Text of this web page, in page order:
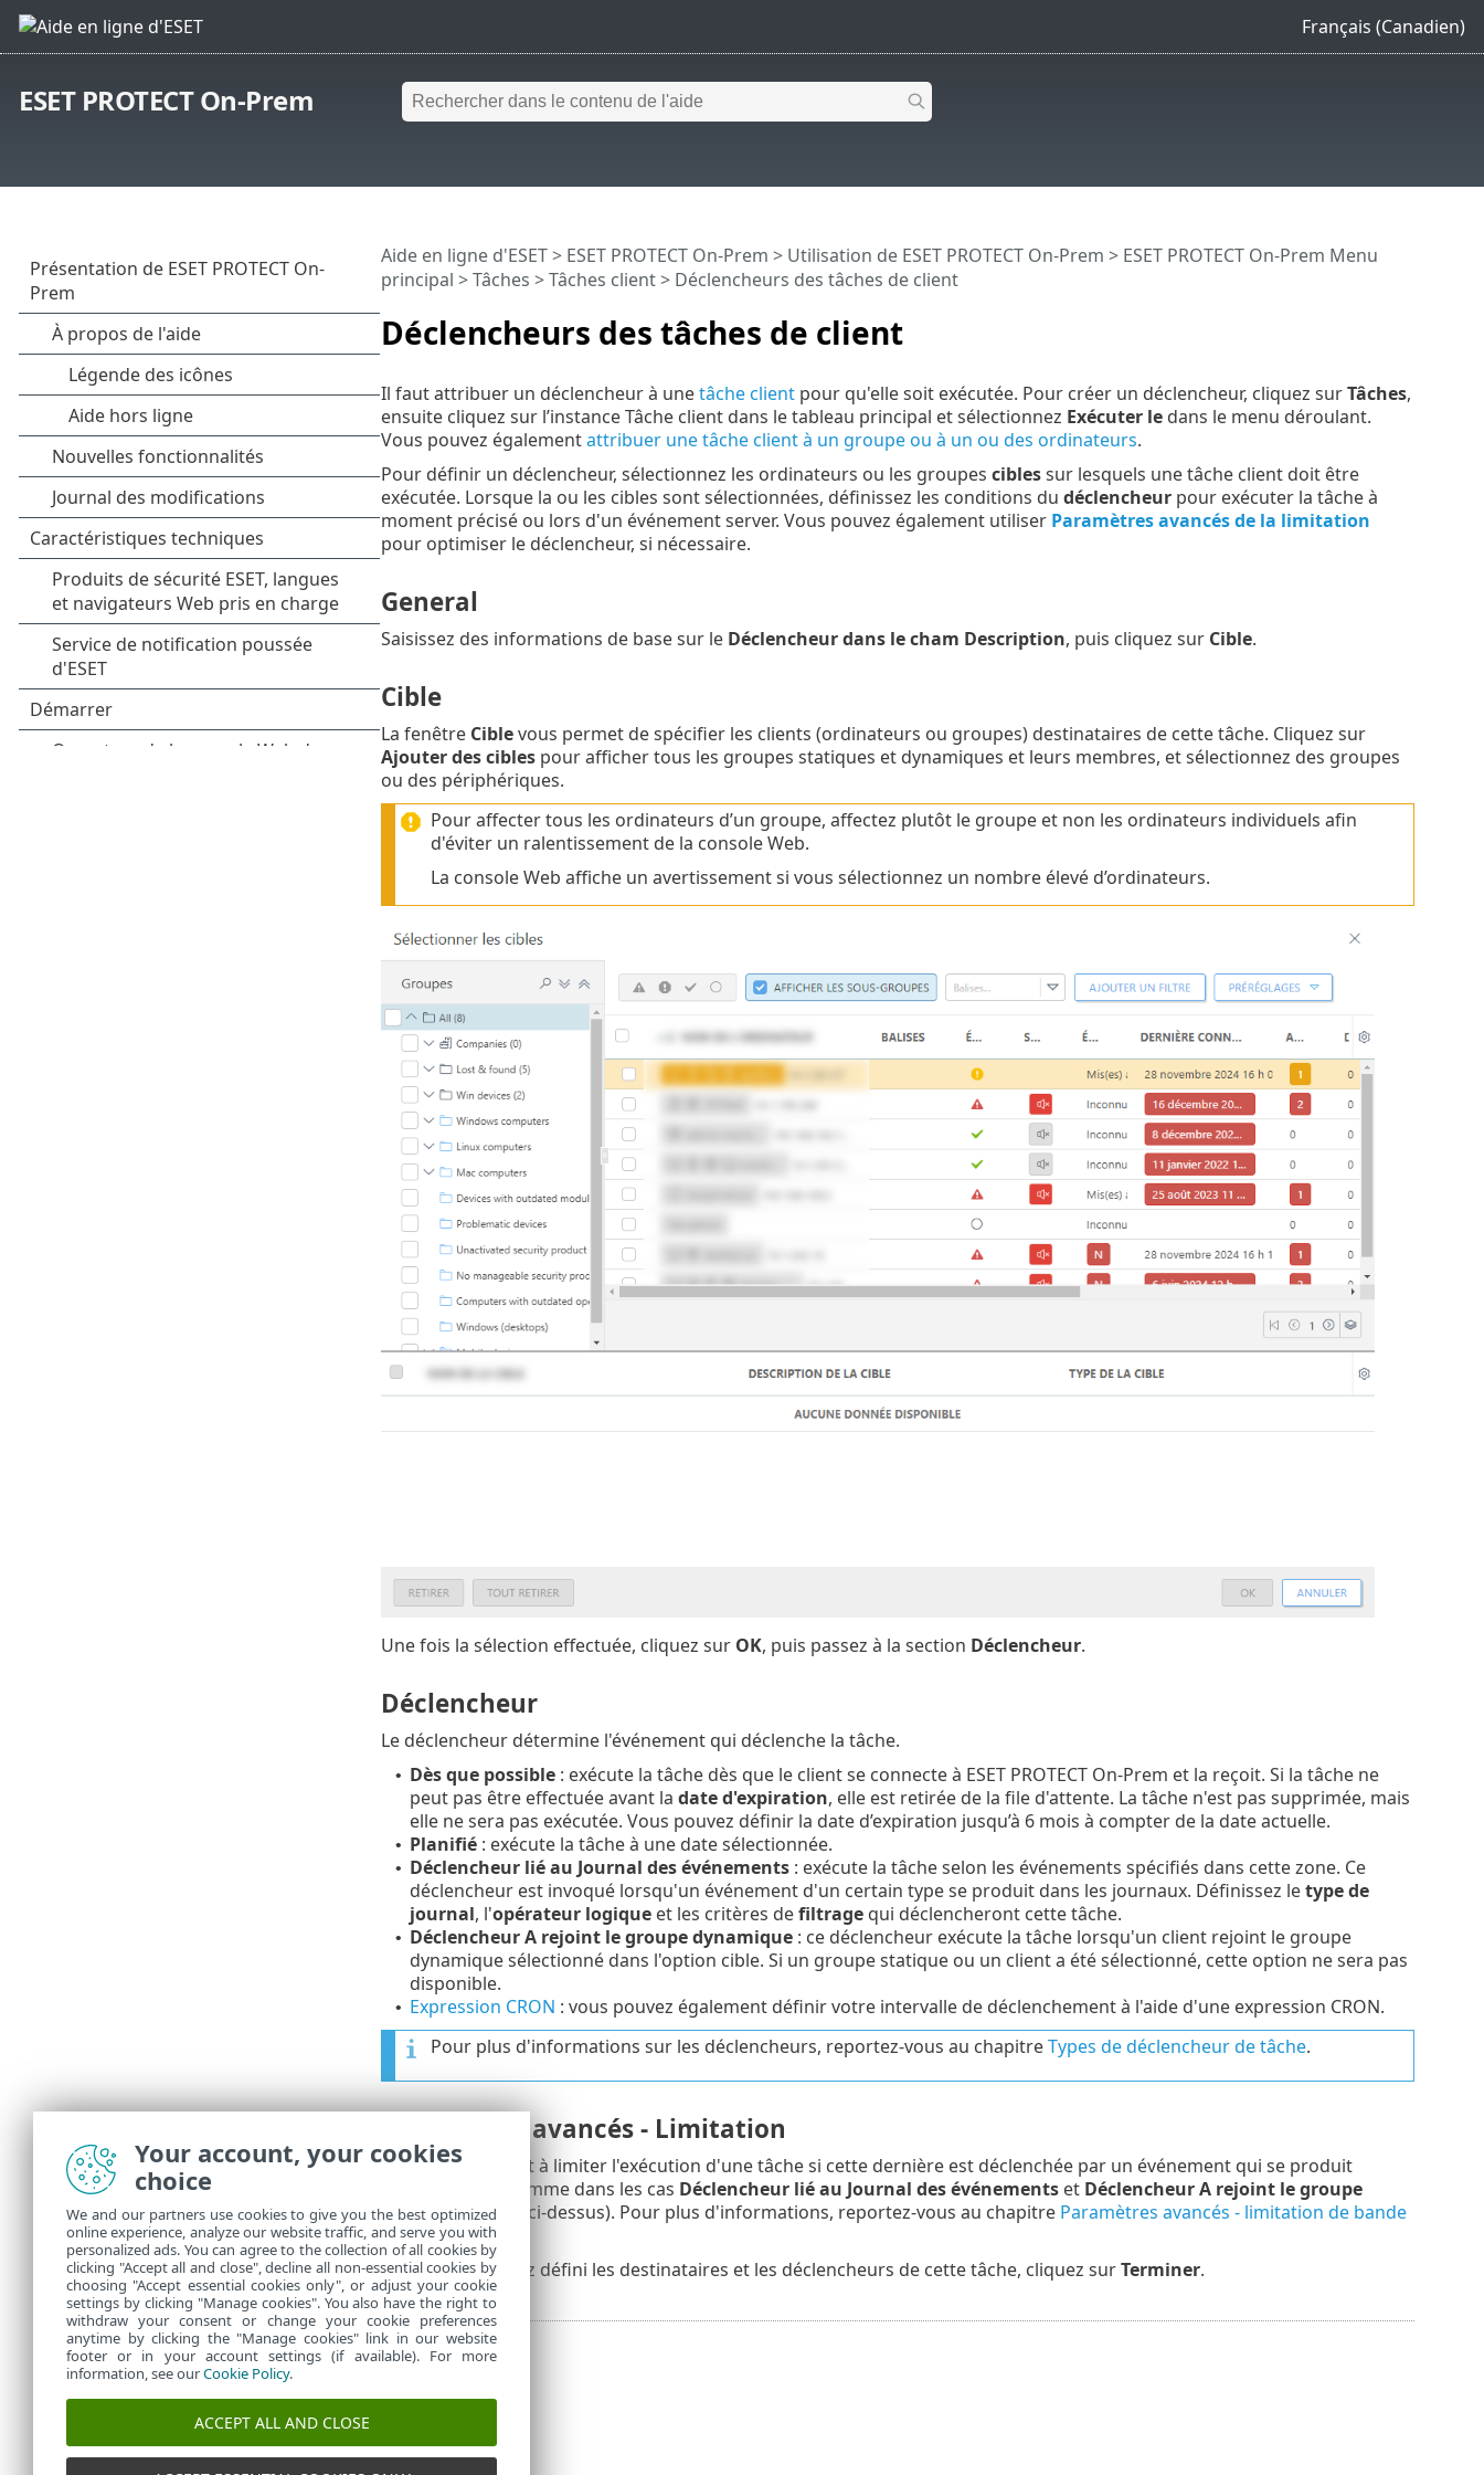
Français (Canadien)
ESET PROTECT On-Prem
Déclencheurs des tâches de client
Aide en ligne d'ESET> ESET PROTECT On-Prem > Utilisation de ESET PROTECT On-Prem > ESET PROTECT On-Prem Menu
principal >Tâches >Tâches client> Déclencheurs des tâches de client
Il faut attribuer un déclencheur à unetâche clientpour qu'elle soit exécutée. Pour créer un déclencheur, cliquez surTâches,
ensuite cliquez sur l’instance Tâche client dans le tableau principal et sélectionnez Exécuter ledans le menu déroulant.
Vous pouvez égalementattribuer une tâche client à un groupe ou à un ou des ordinateurs.
Pour définir un déclencheur, sélectionnez les ordinateurs ou les groupes ciblessur lesquels une tâche client doit être
exécutée. Lorsque la ou les cibles sont sélectionnées, définissez les conditions du déclencheur pour exécuter la tâche à
moment précisé ou lors d'un événement server. Vous pouvez également utiliser Paramètres avancés de la limitation
pour optimiser le déclencheur, si nécessaire.
General
Saisissez des informations de base sur le Déclencheur dans le cham Description, puis cliquez sur Cible.
Cible
La fenêtre Ciblevous permet de spécifier les clients (ordinateurs ou groupes) destinataires de cette tâche. Cliquez sur
Ajouter des ciblespour afficher tous les groupes statiques et dynamiques et leurs membres, et sélectionnez des groupes
ou des périphériques.
Pour affecter tous les ordinateurs d’un groupe, affectez plutôt le groupe et non les ordinateurs individuels afin
d'éviter un ralentissement de la console Web.
La console Web affiche un avertissement si vous sélectionnez un nombre élevé d’ordinateurs.
Une fois la sélection effectuée, cliquez sur OK, puis passez à la section Déclencheur.
Déclencheur
Le déclencheur détermine l'événement qui déclenche la tâche.
• Dès que possible: exécute la tâche dès que le client se connecte à ESET PROTECT On-Prem et la reçoit. Si la tâche ne
peut pas être effectuée avant la date d'expiration, elle est retirée de la file d'attente. La tâche n'est pas supprimée, mais
elle ne sera pas exécutée. Vous pouvez définir la date d’expiration jusqu’à 6 mois à compter de la date actuelle.
• Planifié: exécute la tâche à une date sélectionnée.
• Déclencheur lié au Journal des événements: exécute la tâche selon les événements spécifiés dans cette zone. Ce
déclencheur est invoqué lorsqu'un événement d'un certain type se produit dans les journaux. Définissez letype de
journal, l'opérateur logiqueet les critères defiltragequi déclencheront cette tâche.
• Déclencheur A rejoint le groupe dynamique: ce déclencheur exécute la tâche lorsqu'un client rejoint le groupe
dynamique sélectionné dans l'option cible. Si un groupe statique ou un client a été sélectionné, cette option ne sera pas
disponible.
• Expression CRON : vous pouvez également définir votre intervalle de déclenchement à l'aide d'une expression CRON.
Pour plus d'informations sur les déclencheurs, reportez-vous au chapitreTypes de déclencheur de tâche.
Paramètres avancés - Limitation
une limitation sert à limiter l'exécution d'une tâche si cette dernière est déclenchée par un événement qui se produit
fréquemment, comme dans les cas Déclencheur lié au Journal des événementset Déclencheur A rejoint le groupe
dynamique(voir ci-dessus). Pour plus d'informations, reportez-vous au chapitre Paramètres avancés - limitation de bande
passante.
Lorsque vous avez défini les destinataires et les déclencheurs de cette tâche, cliquez surTerminer.
Your account, your cookies
choice
We and our partners use cookies to give you the best optimized
online experience, analyze our website traffic, and serve you with
personalized ads. You can agree to the collection of all cookies by
clicking "Accept all and close", decline all non-essential cookies by
choosing "Accept essential cookies only", or adjust your cookie
settings by clicking "Manage cookies". You also have the right to
withdraw your consent or change your cookie preferences
anytime by clicking the "Manage cookies" link in our website
footer or in your account settings (if available). For more
information, see ourCookie Policy.
ACCEPT ALL AND CLOSE